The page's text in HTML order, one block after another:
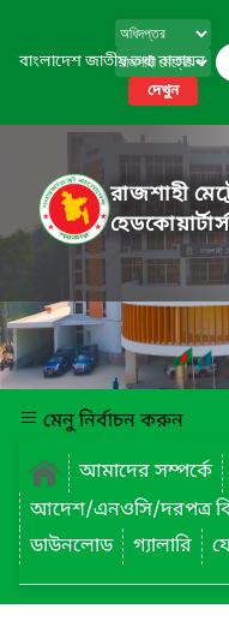
বাংলাদেশ জাতীয় তথ্য বাতায়ন
দেখুন
রাজশাহী
মেনু নির্বাচন করুন
আমাদের সম্পর্কে
আদেশ/এনওসি/দরপত্র
ডাউনলোড
গ্যালারি